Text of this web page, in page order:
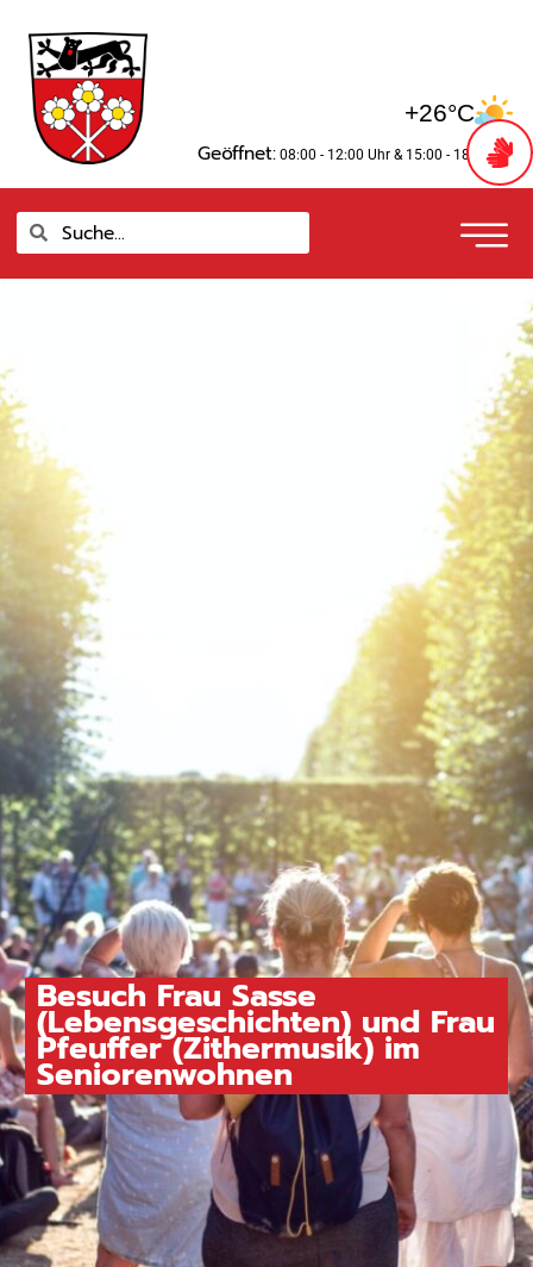
Inhalt
springen
+26°C
Geöffnet: 08:00 - 12:00 Uhr & 15:00 - 18:00 Uhr
SucheSuche
Besuch Frau Sasse
(Lebensgeschichten) und Frau
Pfeuffer (Zithermusik) im
Seniorenwohnen